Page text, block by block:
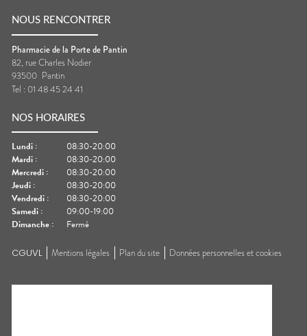
NOUS RENCONTRER
Pharmacie de la Porte de Pantin
82, rue Charles Nodier
93500 Pantin
Tel : 01 48 45 24 41
NOS HORAIRES
Lundi :
08:30-20:00
Mardi :
08:30-20:00
Mercredi :
08:30-20:00
Jeudi :
08:30-20:00
Vendredi :
08:30-20:00
Samedi :
09:00-19:00
Dimanche : Fermé
CGUVL Mentions légales Plan du site Données personnelles et cookies